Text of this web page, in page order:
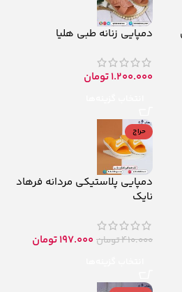
دمپایی زنانه طبی هلیا
1.200.000تومان
حراج
دمپایی پلاستیکی مردانه فرهاد
نایک
410.000تومان 197.000تومان